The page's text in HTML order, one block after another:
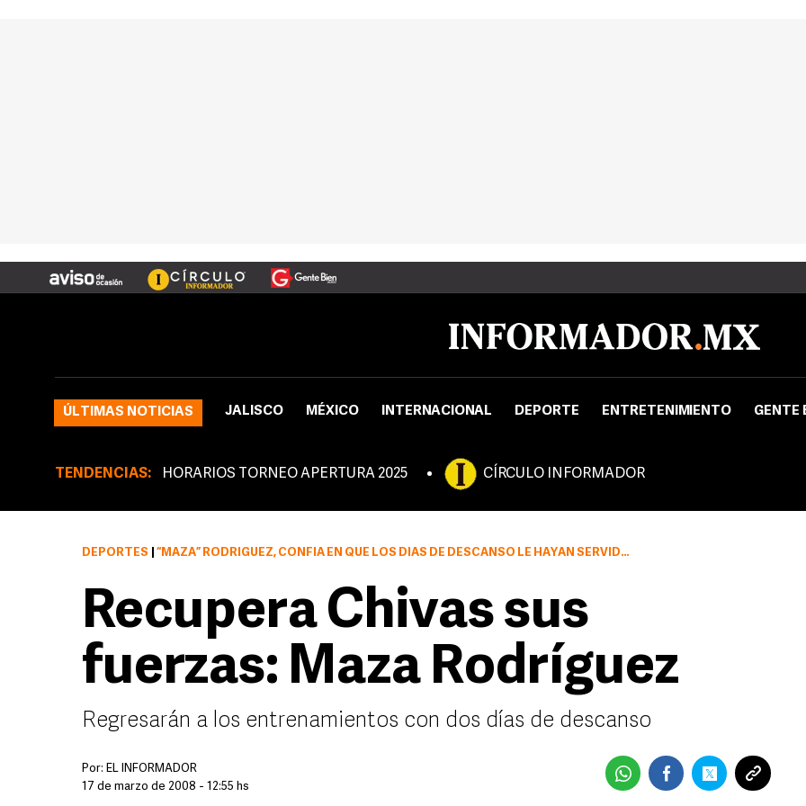
ÚLTIMAS NOTICIAS JALISCO MÉXICO INTERNACIONAL DEPORTE ENTRETENIMIENTO GENTE
TENDENCIAS: HORARIOS TORNEO APERTURA 2025 CÍRCULO INFORMADOR
DEPORTES “MAZA” RODRÍGUEZ, CONFÍA EN QUE LOS DÍAS DE DESCANSO LE HAYAN SERVIDO AL EQUIPO PARA RETOMAR FUERZAS.
Recupera Chivas sus
fuerzas: Maza Rodríguez
Regresarán a los entrenamientos con dos días de descanso
Por: EL INFORMADOR
17 de marzo de 2008 - 12:55 hs